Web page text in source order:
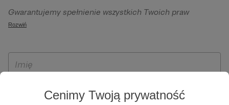
Cenimy Twoją prywatność
092 Warszawa. Twoje dane osobowe będą przetwarzane w
szczególności w celu wykonania umowy zawartej z Tobą, w
Patronite.pl, w tym możliwości dokonywania oraz
otrzymywania wsparcia na naszej platformie oraz
Gwarantujemy spełnienie wszystkich Twoich praw
wynikających z ogólnego rozporządzenia o ochronie
ich przenoszenia, niepodlegania zautomatyzowanemu
podejmowaniu decyzji, w tym profilowaniu, a także prawo
osobowych. Rejestracja dla osób niepełnoletnich możliwa
Rozwiń